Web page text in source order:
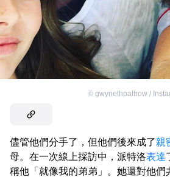
© gwynethpaltrow /
儘管他們分手了，但他們後來成了親
母。在一次線上採訪中，派特洛表達
稱他「就像我的弟弟」。她還對他們